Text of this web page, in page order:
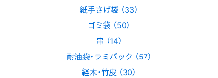
紙手さげ袋 （33）
ゴミ袋 （50）
串 （14）
耐油袋・ラミパック （57）
経木・竹皮 （30）